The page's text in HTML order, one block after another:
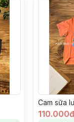
Cam sữa
110.000đ